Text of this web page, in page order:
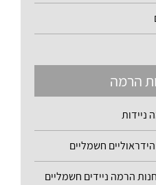
הרמה
ניידות
חשמליים
הרמה ניידים חשמליים